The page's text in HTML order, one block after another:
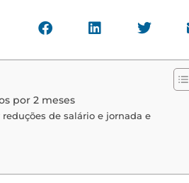
por 2 meses
de salário e jornada e